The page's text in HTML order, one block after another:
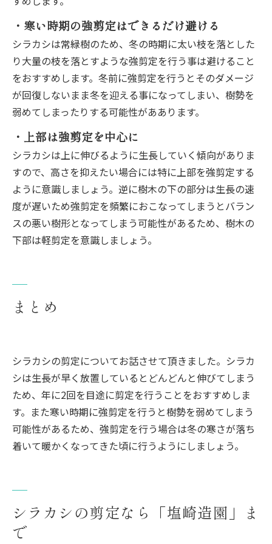
・寒い時期の強剪定はできるだけ避ける
シラカシは常緑樹のため、冬の時期に太い枝を落とした
り大量の枝を落とすような強剪定を行う事は避けること
をおすすめします。冬前に強剪定を行うとそのダメージ
が回復しないまま冬を迎える事になってしまい、樹勢を
弱めてしまったりする可能性がああります。
・上部は強剪定を中心に
シラカシは上に伸びるように生長していく傾向がありま
すので、高さを抑えたい場合には特に上部を強剪定する
ように意識しましょう。逆に樹木の下の部分は生長の速
度が遅いため強剪定を頻繁におこなってしまうとバラン
スの悪い樹形となってしまう可能性があるため、樹木の
下部は軽剪定を意識しましょう。
まとめ
シラカシの剪定についてお話させて頂きました。シラカ
シは生長が早く放置しているとどんどんと伸びてしまう
ため、年に2回を目途に剪定を行うことをおすすめしま
す。また寒い時期に強剪定を行うと樹勢を弱めてしまう
可能性があるため、強剪定を行う場合は冬の寒さが落ち
着いて暖かくなってきた頃に行うようにしましょう。
シラカシの剪定なら「塩崎造園」ま
で